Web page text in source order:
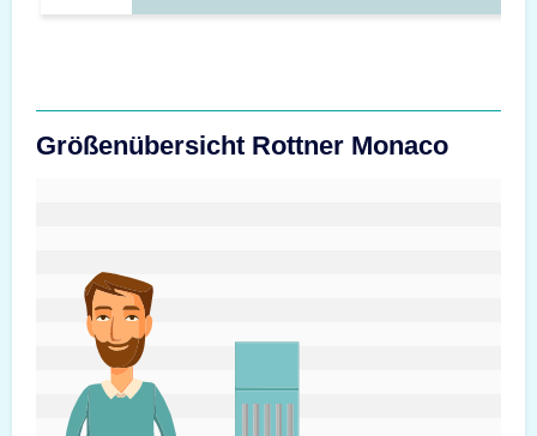
Größenübersicht Rottner Monaco